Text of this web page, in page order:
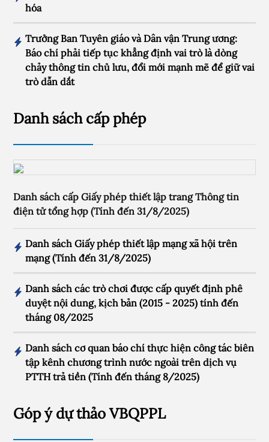
hóa
Trưởng Ban Tuyên giáo và Dân vận Trung ương:
Báo chí phải tiếp tục khẳng định vai trò là dòng
chảy thông tin chủ lưu, đổi mới mạnh mẽ để giữ vai
trò dẫn dắt
Danh sách cấp phép
Danh sách cấp Giấy phép thiết lập trang Thông tin
điện tử tổng hợp (Tính đến 31/8/2025)
Danh sách Giấy phép thiết lập mạng xã hội trên
mạng (Tính đến 31/8/2025)
Danh sách các trò chơi được cấp quyết định phê
duyệt nội dung, kịch bản (2015 - 2025) tính đến
tháng 08/2025
Danh sách cơ quan báo chí thực hiện công tác biên
tập kênh chương trình nước ngoài trên dịch vụ
PTTH trả tiền (Tính đến tháng 8/2025)
Góp ý dự thảo VBQPPL